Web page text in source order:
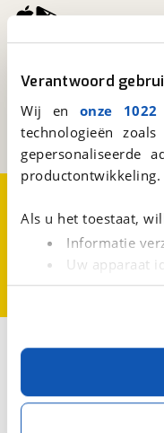
Verantwoord
Wij en onze
technologieën
gepersonaliseerde
productontwikkeling.
Als u het toestaat,
Informatie
Uw apparaat
Lees meer over hoe
Met cookies en
cookies zorgen
verbeteren. We
buiten onze
Kosterijland15
Een initiatief van
BOVAG
Cookievoorkeuren